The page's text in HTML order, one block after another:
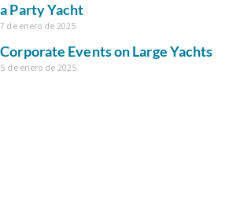
a Party Yacht
7 de enero de 2025
Corporate Events on Large Yachts
5 de enero de 2025